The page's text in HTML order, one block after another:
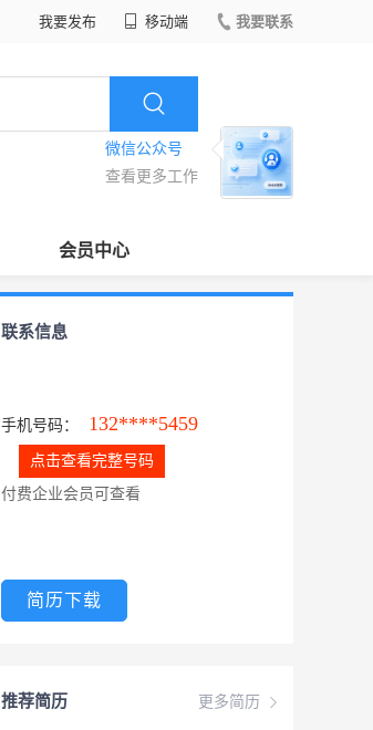
我要发布 移动端 我要联系
微信公众号
查看更多工作
会员中心
联系信息
手机号码： 132****5459
点击查看完整号码
付费企业会员可查看
简历下载
更多简历
推荐简历